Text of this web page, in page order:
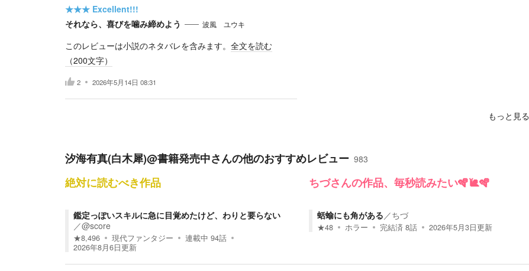
★★★ Excellent!!!
それなら、喜びを噛み締めよう
波風 ユウキ
このレビューは小説のネタバレを含みます。 全文を読む
（200文字）
2 2026年5月14日 08:31
もっと見る
汐海有真(白木犀)@書籍発売中さんの他のおすすめレビュー 983
絶対に読むべき作品
鑑定っぽいスキルに急に目覚めたけど、わりと要らない
／@score
★8,496 現代ファンタジー 連載中 94話
2026年8月6日更新
ちづさんの作品、毎秒読みたい🪇🐌🪇
蛞蝓にも角がある／ちづ
★48 ホラー 完結済 8話 2026年5月3日更新